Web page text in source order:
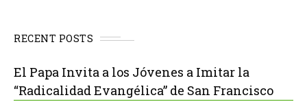
RECENT POSTS
El Papa Invita a los Jóvenes a Imitar la
“Radicalidad Evangélica” de San Francisco